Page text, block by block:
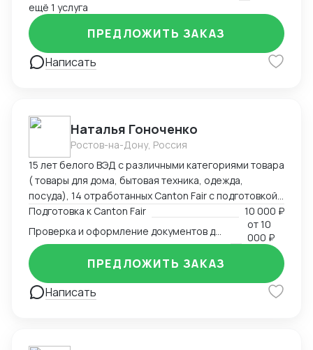
ещё 1 услуга
Написать
ПРЕДЛОЖИТЬ ЗАКАЗ
Наталья Гоноченко
Ростов-на-Дону, Россия
15 лет белого ВЭД с различными категориями товара
( товары для дома, бытовая техника, одежда,
посуда), 14 отработанных Canton Fair с подготовкой,
анализом и подбором ассортиментной матрицы.
Подготовка полного пакета документов включая
сертификацию, образцы, ввоз и оформление.
Оформление полного пакета документов для ТО и
доставки, просчет юнит экономики. Контроль
платежей через третьи страны и проверка
корректности Валютного контроля.
Подготовка к Canton Fair
10 000 ₽
от10
000 ₽
Написать
ПРЕДЛОЖИТЬ ЗАКАЗ